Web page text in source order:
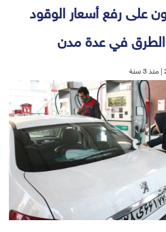
على رفع أسعار الوقود
الطرق في عدة مدن